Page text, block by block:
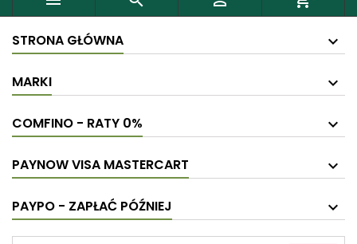
STRONA GŁÓWNA
MARKI
COMFINO - RATY 0%
PAYNOW VISA MASTERCART
PAYPO - ZAPŁAĆ PÓŹNIEJ